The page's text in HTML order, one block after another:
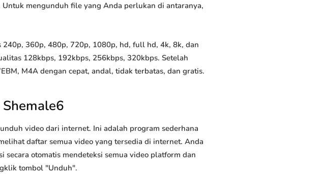
mengunduh file yang Anda perlukan di antaranya,
360p, 480p, 720p, 1080p, hd, full hd, 4k, 8k, dan
128kbps, 192kbps, 256kbps, 320kbps. Setelah
M4A dengan cepat, andal, tidak terbatas, dan gratis.
video dari internet. Ini adalah program sederhana
daftar semua video yang tersedia di internet. Anda
otomatis mendeteksi semua video platform dan
tombol "Unduh".